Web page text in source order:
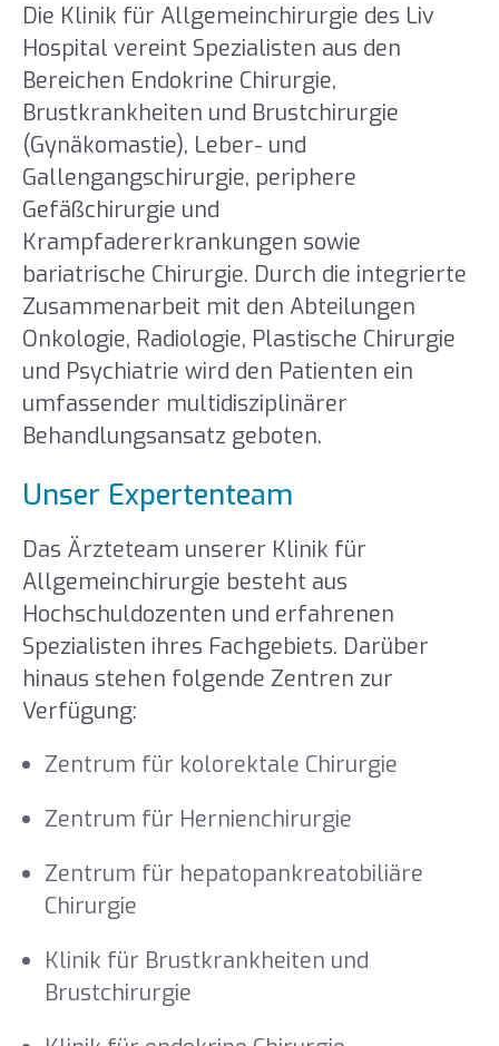
Die Klinik für Allgemeinchirurgie des Liv
Hospital vereint Spezialisten aus den
Bereichen Endokrine Chirurgie,
Brustkrankheiten und Brustchirurgie
(Gynäkomastie), Leber- und
Gallengangschirurgie, periphere
Gefäßchirurgie und
Krampfadererkrankungen sowie
bariatrische Chirurgie. Durch die integrierte
Zusammenarbeit mit den Abteilungen
Onkologie, Radiologie, Plastische Chirurgie
und Psychiatrie wird den Patienten ein
umfassender multidisziplinärer
Behandlungsansatz geboten.
Unser Expertenteam
Das Ärzteteam unserer Klinik für
Allgemeinchirurgie besteht aus
Hochschuldozenten und erfahrenen
Spezialisten ihres Fachgebiets. Darüber
hinaus stehen folgende Zentren zur
Verfügung:
Zentrum für kolorektale Chirurgie
Zentrum für Hernienchirurgie
Zentrum für hepatopankreatobiliäre
Chirurgie
Klinik für Brustkrankheiten und
Brustchirurgie